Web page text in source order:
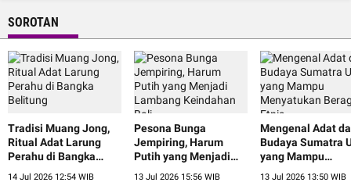
SOROTAN
Tradisi Muang Jong,
Ritual Adat Larung
Perahu di Bangka
Belitung
14 Jul 2026 12:54 WIB
Pesona Bunga
Jempiring, Harum
Putih yang Menjadi
Lambang Keindahan
13 Jul 2026 15:56 WIB
Mengenal Adat
Budaya Sumatra
yang Mampu
Menyatukan
13 Jul 2026 13:50 WIB